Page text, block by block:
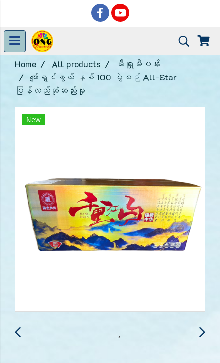
Home All products
မီးရှူးမီးပန်း
ပျော်ရွှင်ဖွယ် နှစ် 100 ပွဲစဉ် All-Star
ပြန်လည်ဆုံဆည်းမှု
New